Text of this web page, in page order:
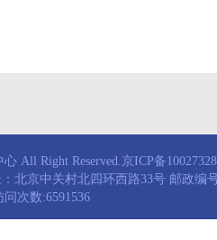
All Right Reserved.京ICP备
北京中关村北四环西路33号 邮政编
问次数:6591536